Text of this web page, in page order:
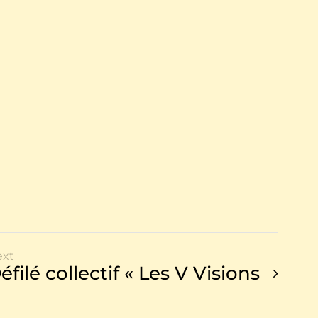
collectif « Les V Visions